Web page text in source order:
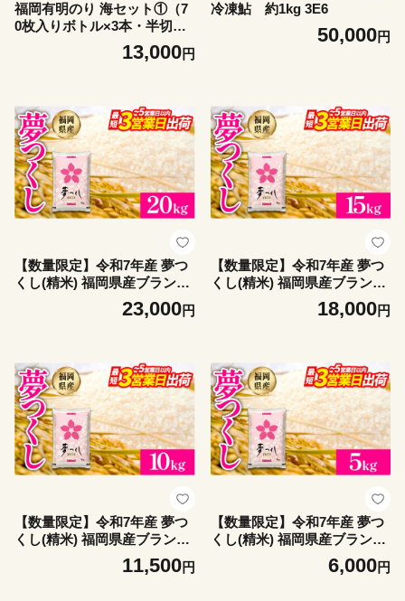
福岡有明のり 海セット①（7
0枚入りボトル×3本・半切り5
枚入り×8袋） 2A1-S13,000円
冷凍鮎 約1kg 3E6
50,000円
【数量限定】令和7年産 夢つ
くし(精米) 福岡県産ブランド
米 20kg (品番:3X13R7)
23,000円
【数量限定】令和7年産 夢つ
くし(精米) 福岡県産ブランド
米 15kg (品番:3X12R7)18,000円
【数量限定】令和7年産 夢つ
くし(精米) 福岡県産ブランド
米 10kg (品番:3X11R7)11,500円
【数量限定】令和7年産 夢つ
くし(精米) 福岡県産ブランド
米 5kg (品番:3X10R7)6,000円